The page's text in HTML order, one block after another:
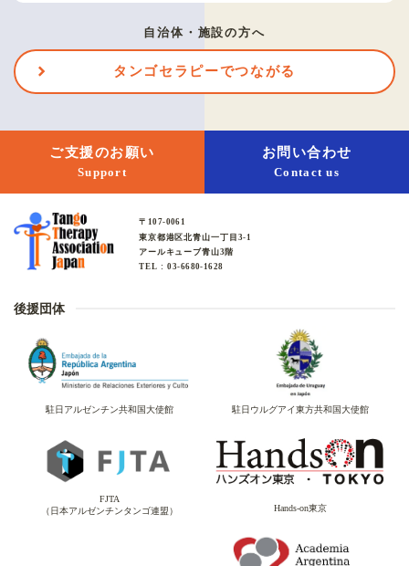
自治体・施設の方へ
タンゴセラピーでつながる
ご支援のお願い
Support
お問い合わせ
Contact us
〒107-0061
東京都港区北青山一丁目3-1
アールキューブ青山3階
TEL : 03-6680-1628
後援団体
駐日アルゼンチン共和国大使館 駐日ウルグアイ東方共和国大使館
FJTA
（日本アルゼンチンタンゴ連盟）
Hands-on東京